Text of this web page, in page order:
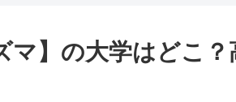
】の大学はどこ？